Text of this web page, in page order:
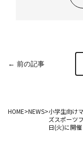
← 前の記事
HOME>NEWS>小学生向け
ズスポーツ
日(火)に開